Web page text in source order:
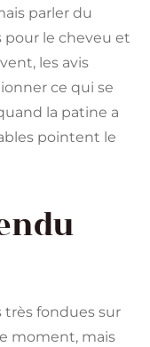
parler du
pour le cheveu et
les avis
ce qui se
la patine a
pointent le
très fondues sur
moment, mais